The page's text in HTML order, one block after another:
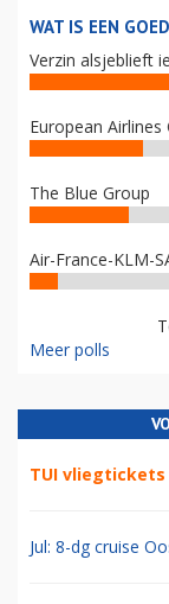
WAT IS EEN
Verzin alsjeblieft
European Airlines
The Blue Group
Air-France-KLM-
Meer polls
TUI vliegtickets
Jul: 8-dg cruise